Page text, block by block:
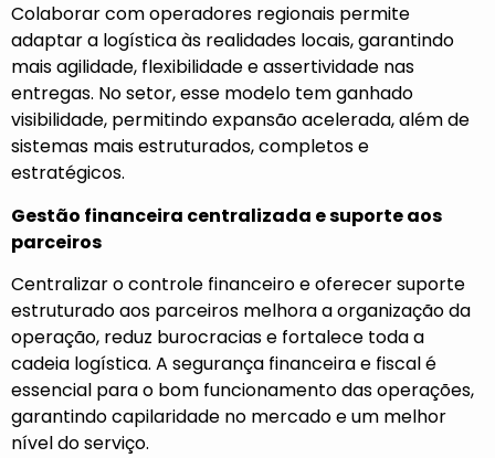
Colaborar com operadores regionais permite
adaptar a logística às realidades locais, garantindo
mais agilidade, flexibilidade e assertividade nas
entregas. No setor, esse modelo tem ganhado
visibilidade, permitindo expansão acelerada, além de
sistemas mais estruturados, completos e
estratégicos.
Gestão financeira centralizada e suporte aos
parceiros
Centralizar o controle financeiro e oferecer suporte
estruturado aos parceiros melhora a organização da
operação, reduz burocracias e fortalece toda a
cadeia logística. A segurança financeira e fiscal é
essencial para o bom funcionamento das operações,
garantindo capilaridade no mercado e um melhor
nível do serviço.